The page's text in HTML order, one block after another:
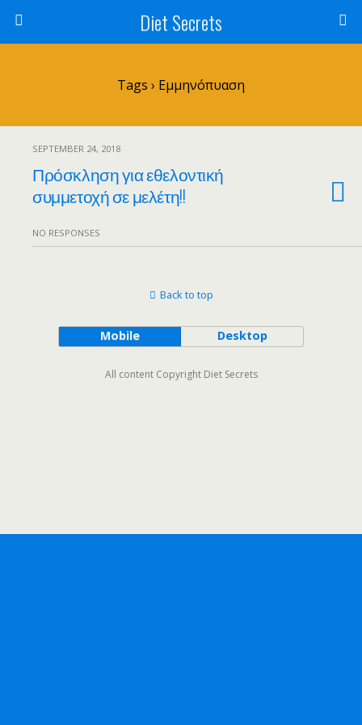
Diet Secrets
Tags › Εμμηνόπυαση
SEPTEMBER 24, 2018
Πρόσκληση για εθελοντική
συμμετοχή σε μελέτη!!
NO RESPONSES
Back to top
Mobile Desktop
All content Copyright Diet Secrets